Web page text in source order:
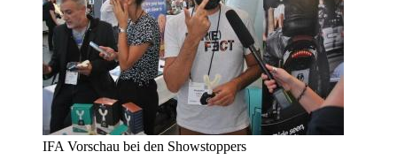
IFA Vorschau bei den Showstoppers